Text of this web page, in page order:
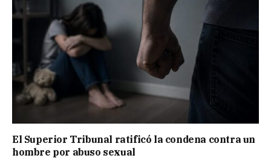
El Superior Tribunal ratificó la condena contra un
hombre por abuso sexual